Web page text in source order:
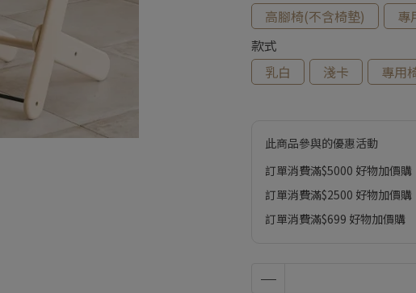
高腳椅(不含椅墊)
專
款式
乳白
淺卡 專用
此商品參與的優惠活動
訂單消費滿$5000 好物加價購
訂單消費滿$2500 好物加價購
訂單消費滿$699 好物加價購